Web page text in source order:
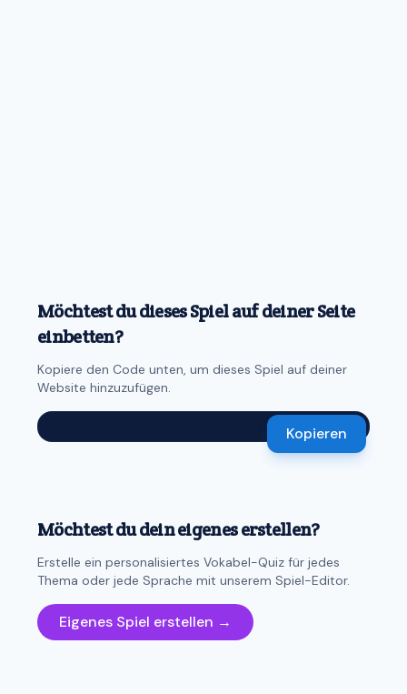
Möchtest du dieses Spiel auf deiner Seite
einbetten?
Kopiere den Code unten, um dieses Spiel auf deiner
Website hinzuzufügen.
Kopieren
Möchtest du dein eigenes erstellen?
Erstelle ein personalisiertes Vokabel-Quiz für jedes
Thema oder jede Sprache mit unserem Spiel-Editor.
Eigenes Spiel erstellen →